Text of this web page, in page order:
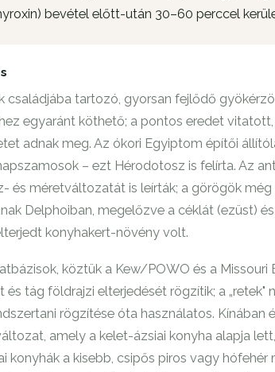
bevétel előtt-után 30–60 perccel
családjába tartozó, gyorsan fejlődő
egyaránt köthető; a pontos eredet
adnak meg. Az ókori Egyiptom építői
– ezt Hérodotosz is felírta. Az
és méretváltozatát is leírták; a görögök
Delphoiban, megelőzve a céklát (ezüst)
konyhakert-növény volt.
köztük a Kew/POWO és a Missouri
tág földrajzi elterjedését rögzítik; a „retek"
rögzítése óta használatos. Kínában
amely a kelet-ázsiai konyha alapja
konyhák a kisebb, csipős piros vagy